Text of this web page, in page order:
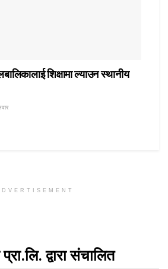
शिक्षामा ल्याउन स्थानीय
द्वारा संचालित